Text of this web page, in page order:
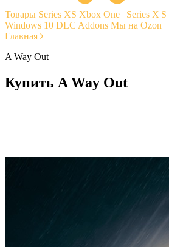
Товары Series XS Xbox One | Series X|S
Windows 10 DLC Addons Мы на Ozon
Главная
A Way Out
Купить A Way Out